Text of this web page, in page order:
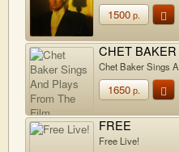
1500р.
CHET BAKER
Chet Baker Sings
Lost"
1650р.
FREE
Free Live!